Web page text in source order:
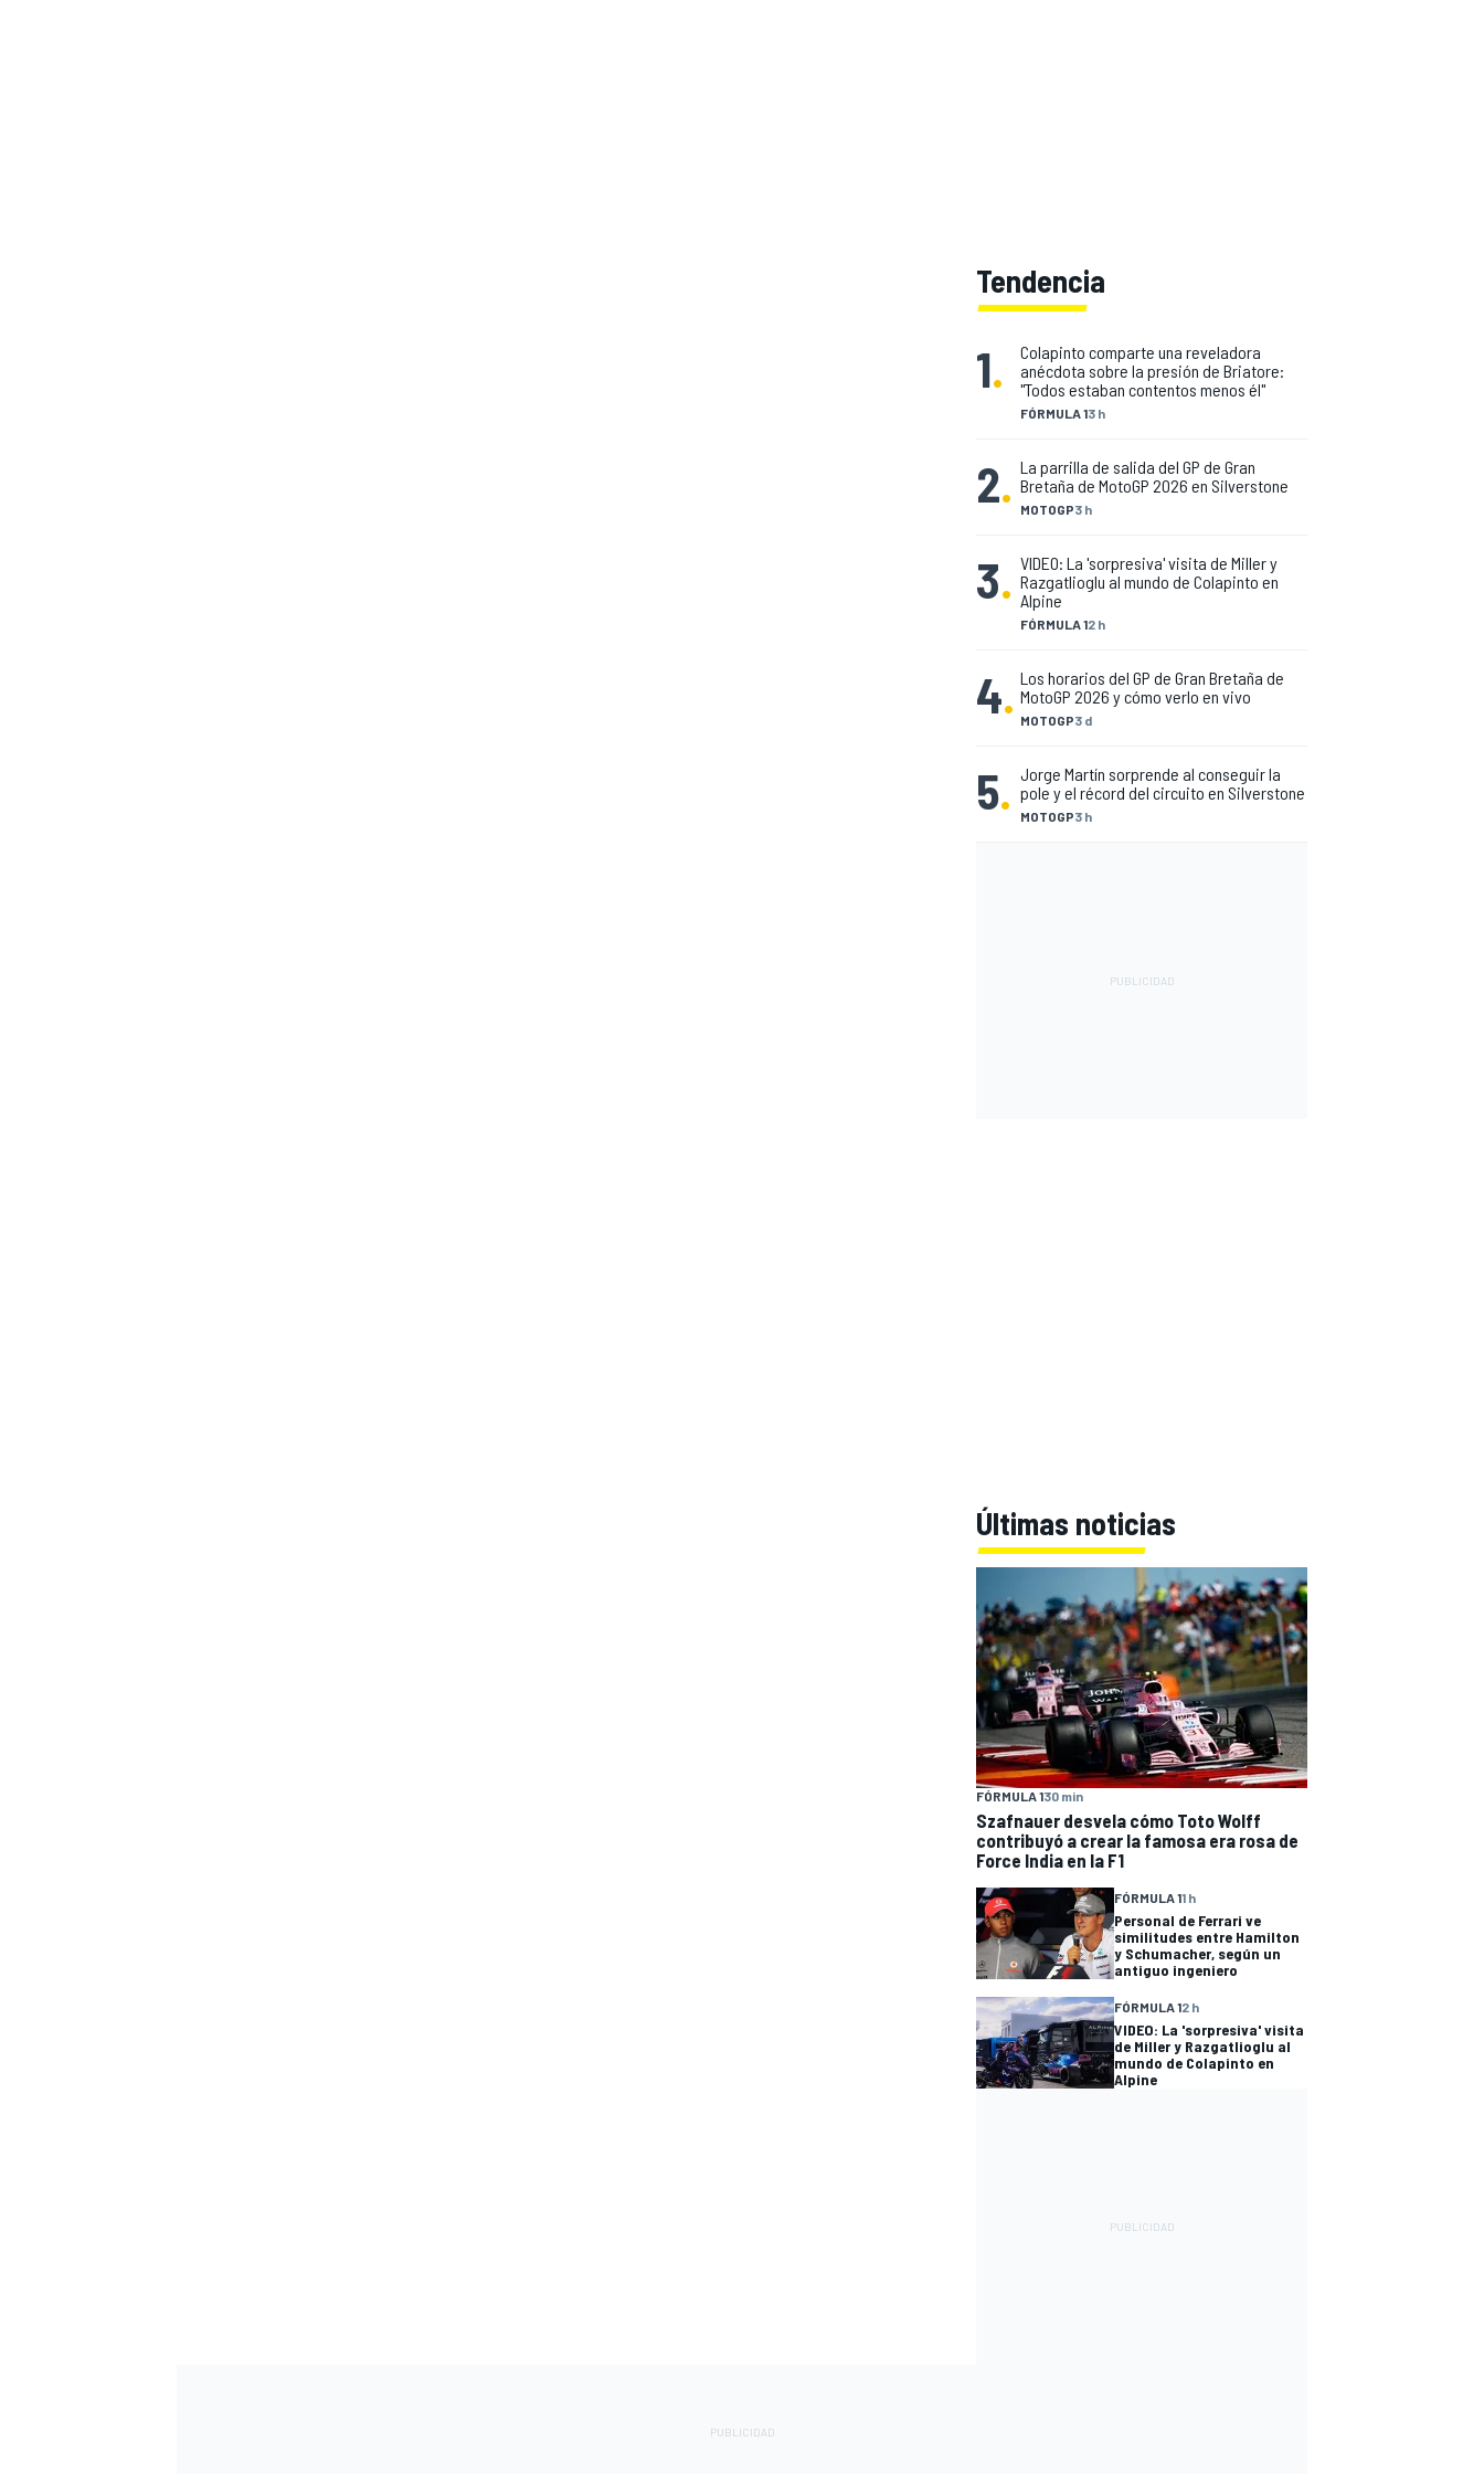
Tendencia
1.
FÓRMULA 13 h
Colapinto comparte una reveladora
anécdota sobre la presión de Briatore:
"Todos estaban contentos menos él"
2. MOTOGP3 h
La parrilla de salida del GP de Gran
Bretaña de MotoGP 2026 en Silverstone
3.
FÓRMULA 12 h
VIDEO: La 'sorpresiva' visita de Miller y
Razgatlioglu al mundo de Colapinto en
Alpine
4. MOTOGP3 d
Los horarios del GP de Gran Bretaña de
MotoGP 2026 y cómo verlo en vivo
5. MOTOGP3 h
Jorge Martín sorprende al conseguir la
pole y el récord del circuito en Silverstone
Últimas noticias
FÓRMULA 130 min
Szafnauer desvela cómo Toto Wolff
contribuyó a crear la famosa era rosa de
Force India en la F1
FÓRMULA 11 h
Personal de Ferrari ve
similitudes entre Hamilton
y Schumacher, según un
antiguo ingeniero
FÓRMULA 12 h
VIDEO: La 'sorpresiva' visita
de Miller y Razgatlioglu al
mundo de Colapinto en
Alpine